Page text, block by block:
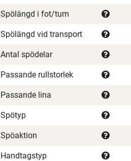
Spölängd i fot/tum
Spölängd vid transport
Antal spödelar
Passande rullstorlek
Passande lina
Spötyp
Spöaktion
Handtagstyp